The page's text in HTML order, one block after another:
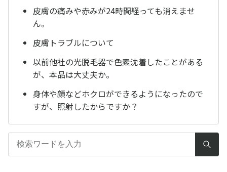
皮膚の痛みや赤みが24時間経っても消えませ
ん。
皮膚トラブルについて
以前他社の光脱毛器で色素沈着したことがある
が、本品は大丈夫か。
身体や顔などホクロができるようになったので
すが、照射したからですか？